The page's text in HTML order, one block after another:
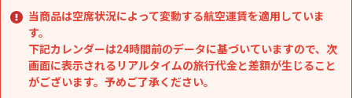
当商品は空席状況によって変動する航空運賃を適用していま
す。
下記カレンダーは24時間前のデータに基づいていますので、次
画面に表示されるリアルタイムの旅行代金と差額が生じること
がございます。予めご了承ください。